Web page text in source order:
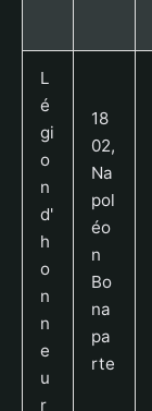
L
é
gi
o
n
d'
h
o
n
n
e
u
r
18
02,
Na
pol
éo
n
Bo
na
pa
rte